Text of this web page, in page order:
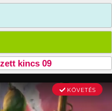
kincs 09